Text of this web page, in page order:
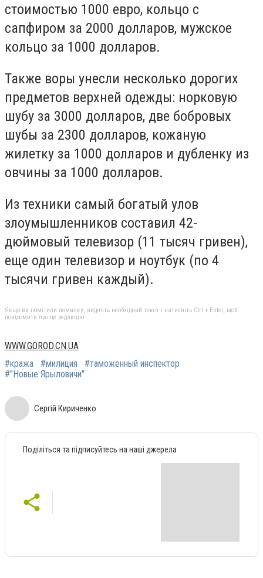
стоимостью 1000 евро, кольцо с
сапфиром за 2000 долларов, мужское
кольцо за 1000 долларов.
Также воры унесли несколько дорогих
предметов верхней одежды: норковую
шубу за 3000 долларов, две бобровых
шубы за 2300 долларов, кожаную
жилетку за 1000 долларов и дубленку из
овчины за 1000 долларов.
Из техники самый богатый улов
злоумышленников составил 42-
дюймовый телевизор (11 тысяч гривен),
еще один телевизор и ноутбук (по 4
тысячи гривен каждый).
Якщо ви помітили помилку, виділіть необхідний текст і натисніть Ctrl + Enter, щоб
повідомити про це редакцію
WWW.GOROD.CN.UA
#кража
#милиция
#таможенный инспектор
#"Новые Ярыловичи"
Сергій Кириченко
Поділіться та підписуйтесь на наші джерела